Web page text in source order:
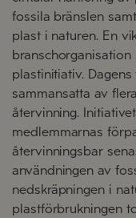
fossila bränslen
plast i naturen. En
branschorganisation
plastinitiativ.
sammansatta av
återvinning.
medlemmarnas
återvinningsbar
användningen av
nedskräpningen i
plastförbrukningen